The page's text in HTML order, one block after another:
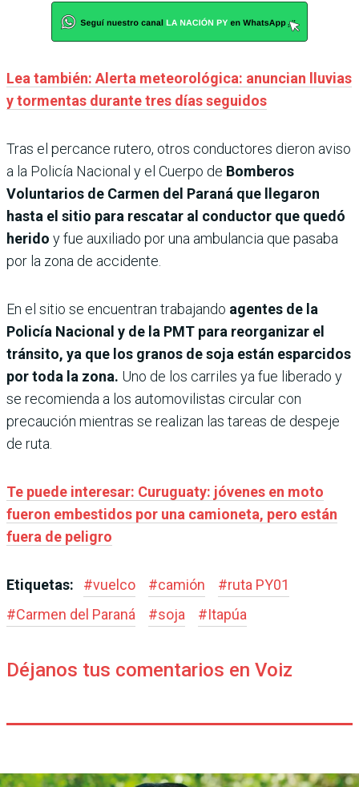
Lea también: Alerta meteorológica: anuncian lluvias
y tormentas durante tres días seguidos
Tras el percance rutero, otros conductores dieron aviso
a la Policía Nacional y el Cuerpo de Bomberos
Voluntarios de Carmen del Paraná que llegaron
hasta el sitio para rescatar al conductor que quedó
herido y fue auxiliado por una ambulancia que pasaba
por la zona de accidente.
En el sitio se encuentran trabajando agentes de la
Policía Nacional y de la PMT para reorganizar el
tránsito, ya que los granos de soja están esparcidos
por toda la zona. Uno de los carriles ya fue liberado y
se recomienda a los automovilistas circular con
precaución mientras se realizan las tareas de despeje
de ruta.
Te puede interesar: Curuguaty: jóvenes en moto
fueron embestidos por una camioneta, pero están
fuera de peligro
Etiquetas: #vuelco #camión #ruta PY01
#Carmen del Paraná #soja #Itapúa
Déjanos tus comentarios en Voiz